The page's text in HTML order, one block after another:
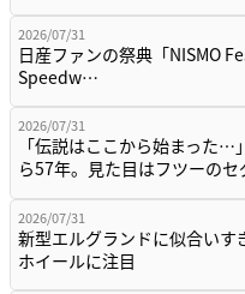
2026/07/31
日産ファンの祭典「NISMO
Speedw…
2026/07/31
「伝説はここから始まった…
ら57年。見た目はフツーの
2026/07/31
新型エルグランドに似合いす
ホイールに注目